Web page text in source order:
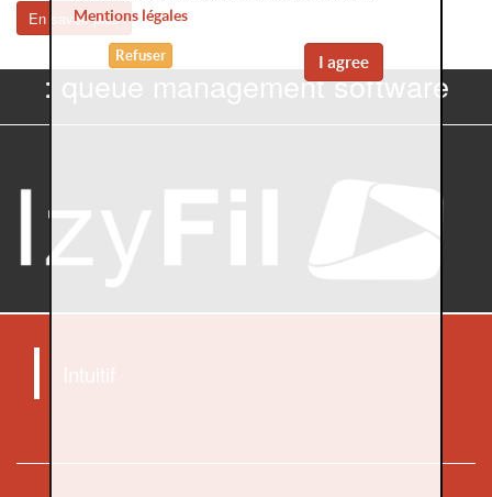
En savoir plus
: queue management software
Intuitif
Mentions légales
I agree
Refuser